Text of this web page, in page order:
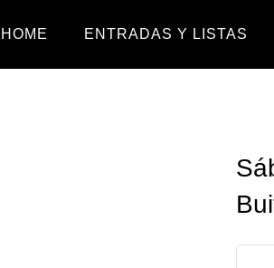
HOME ENTRADAS Y LISTAS